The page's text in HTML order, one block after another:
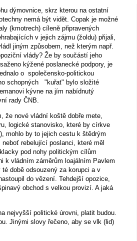
dýmovnice, skrz kterou na ostatní
nemá být vidět. Copak je možné
(kmotrech) cíleně připravených
v jejich zájmu (žoldu) přijali,
jiným způsobem, než kterým např.
vlády? Že by součástí jeho
kýžené poslanecké podpory, je
o společensko-politickou
schopných "kuřat" bylo složité
kývne na jím nabídnutý
rady ČNB.
že nové vládní koště dobře mete,
logické stanovisko, které by církve
mohlo by to jejich cestu k štědrým
rebelující poslanci, které měl
pod nohy politickým cílům
k vládním záměrům loajálním Pavlem
době odsouzený za korupci a v
do vězení. Tehdejší opozice,
obchod s velkou provizí. A jaká
nejvyšší politické úrovni, platit budou.
Jinými slovy řečeno, aby se vlk (lid)